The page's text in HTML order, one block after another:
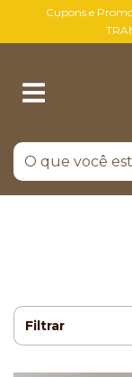
Cupons e
Filtrar